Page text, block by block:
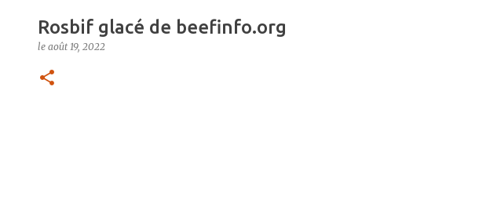
Rosbif glacé de beefinfo.org
le août 19, 2022